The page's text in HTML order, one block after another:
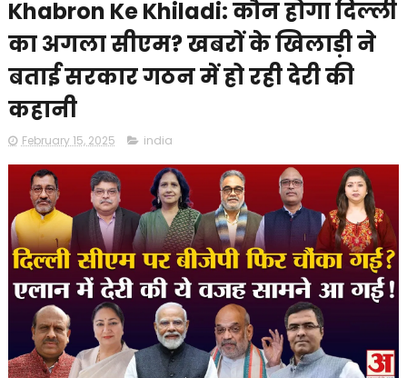
Khabron Ke Khiladi: कौन होगा दिल्ली
का अगला सीएम? खबरों के खिलाड़ी ने
बताई सरकार गठन में हो रही देरी की
कहानी
February 15, 2025 india